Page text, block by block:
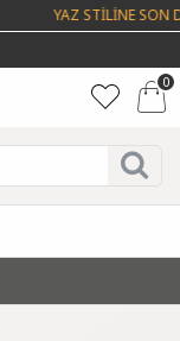
YAZ STİLİNE SON
0